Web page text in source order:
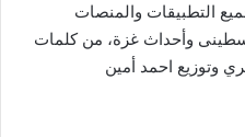
التطبيقات والمنصات
وأحداث غزة، من كلمات
احمد أمين